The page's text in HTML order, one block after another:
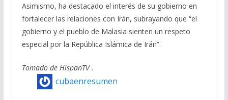
Asimismo, ha destacado el interés de su gobierno en
fortalecer las relaciones con Irán, subrayando que “el
gobierno y el pueblo de Malasia sienten un respeto
especial por la República Islámica de Irán”.
Tomado de HispanTV .
cubaenresumen